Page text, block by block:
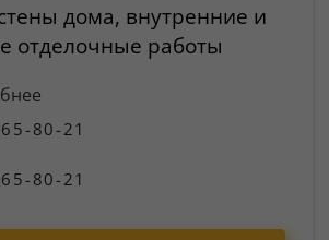
дома, внутренние и
отделочные работы
80-21
80-21